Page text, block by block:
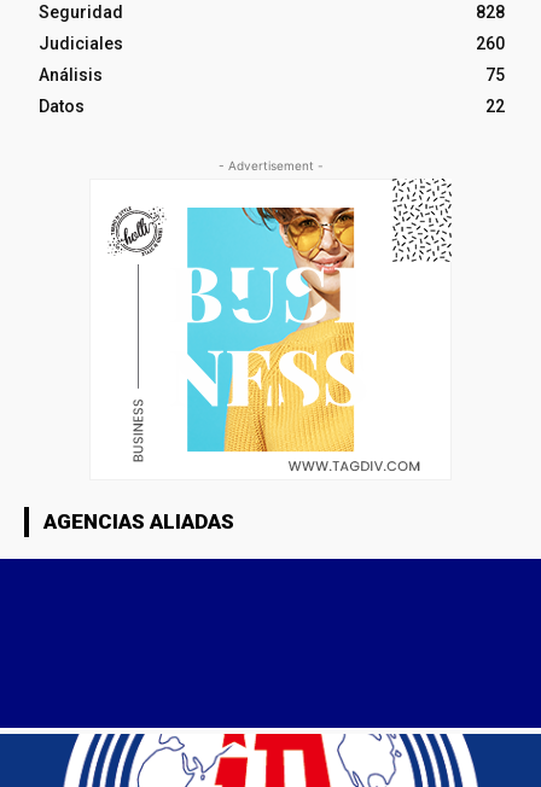
Seguridad
828
Judiciales
260
Análisis
75
Datos
22
- Advertisement -
AGENCIAS ALIADAS